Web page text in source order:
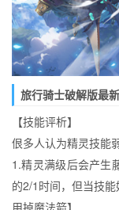
旅行骑士破解版最新
【技能评析】
佷多人认为精灵技能
1.精灵满级后会产生
的2/1时间，但当技